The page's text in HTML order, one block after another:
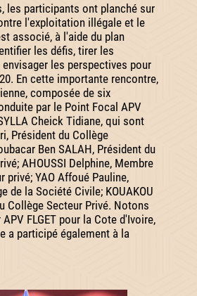
les participants ont planché sur
l'exploitation illégale et le
associé, à l'aide du plan
les défis, tirer les
les perspectives pour
En cette importante rencontre,
composée de six
par le Point Focal APV
Cheick Tidiane, qui sont
Président du Collège
Ben SALAH, Président du
AHOUSSI Delphine, Membre
privé; YAO Affoué Pauline,
de la Société Civile; KOUAKOU
Collège Secteur Privé. Notons
FLGET pour la Cote d'Ivoire,
a participé également à la